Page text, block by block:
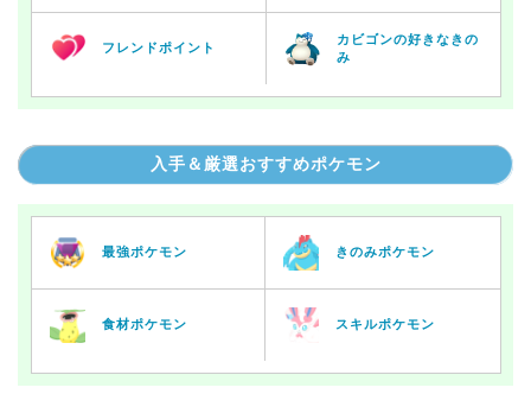
フレンドポイント
カビゴンの好きなきの
み
入手＆厳選おすすめポケモン
最強ポケモン きのみポケモン
食材ポケモン スキルポケモン